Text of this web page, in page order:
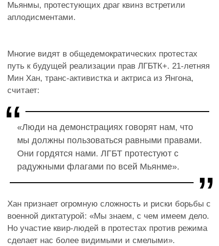
Мьянмы, протестующих драг квинз встретили
аплодисментами.
Многие видят в общедемократических протестах
путь к будущей реализации прав ЛГБТК+. 21-летняя
Мин Хан, транс-активистка и актриса из Янгона,
считает:
«Люди на демонстрациях говорят нам, что
мы должны пользоваться равными правами.
Они гордятся нами. ЛГБТ протестуют с
радужными флагами по всей Мьянме».
Хан признает огромную сложность и риски борьбы с
военной диктатурой: «Мы знаем, с чем имеем дело.
Но участие квир-людей в протестах против режима
сделает нас более видимыми и смелыми».